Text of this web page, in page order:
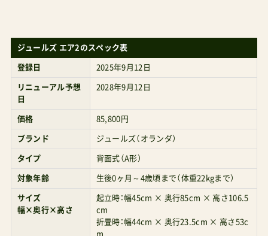
ーカーで、そのレベルは私が今年のベストカーと
評する『バガブーバタフライ2』と同等。バタフラ
イ2はハンドル高（102.8cm）が我々日本人にはち
ょうど扱いやすく、ユーザーを選ばない点で便利。
そこから3.7cmなんてほんの僅かに見えるかもし
れないけれど、先ほど挙げたように前腕が上がっ
ているか下がっているかは疲れ方にかなり違いが
でるから注意したい。でも、こんな欠点がありなが
らも、ここをわかっているのに、販売代理店（GMP
インターナショナル）が販売開始する勝算って？エ
ジュールズ エア2のスペック表
登録日 2025年9月12日
リニューアル予想
日
2028年9月12日
価格 85,800円
ブランド ジュールズ（オランダ）
タイプ 背面式（A形）
対象年齢 生後0ヶ月～4歳頃まで（体重22kgまで）
サイズ
幅×奥行×高さ
起立時：幅45cm × 奥行85cm × 高さ106.5
cm
折畳時：幅44cm × 奥行23.5cm × 高さ53c
m